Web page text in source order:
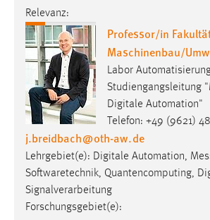
Relevanz:
Professor/in
Maschinenbau/
Labor
Studiengangsleitung
Digitale Automation"
Telefon: +49 (9621)
j.breidbach@oth-aw.de
Lehrgebiet(e): Digitale Automation,
Softwaretechnik, Quantencomputing,
Signalverarbeitung
Forschungsgebiet(e):